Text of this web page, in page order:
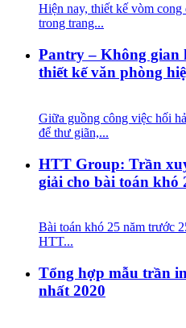
Hiện nay, thiết kế vòm cong
trong trang...
Pantry – Không gian
thiết kế văn phòng
Giữa guồng công việc hối
để thư giãn,...
HTT Group: Trần
giải cho bài toán khó
Bài toán khó 25 năm trước
HTT...
Tổng hợp mẫu trần
nhất 2020